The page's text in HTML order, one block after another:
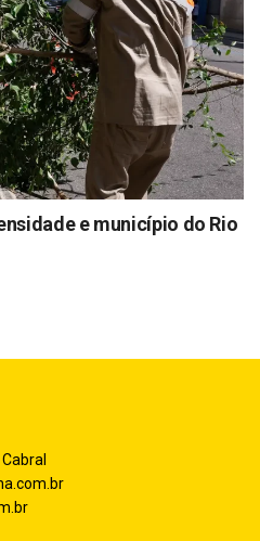
e município do Rio